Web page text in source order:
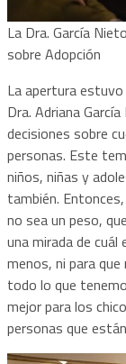
La Dra. García
sobre Adopción
La apertura
Dra. Adriana
decisiones sobre
personas. Este
niños, niñas y
también.
no sea un peso,
una mirada de
menos, ni para
todo lo que
mejor para los
personas que